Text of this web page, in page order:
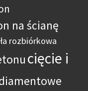
na ścianę
rozbiórkowa
cięcie i